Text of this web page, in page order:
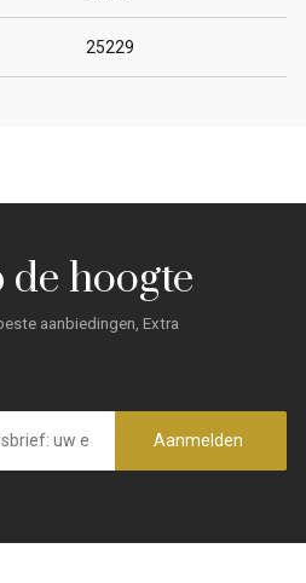
25229
hoogte
aanbiedingen, Extra
Aanmelden